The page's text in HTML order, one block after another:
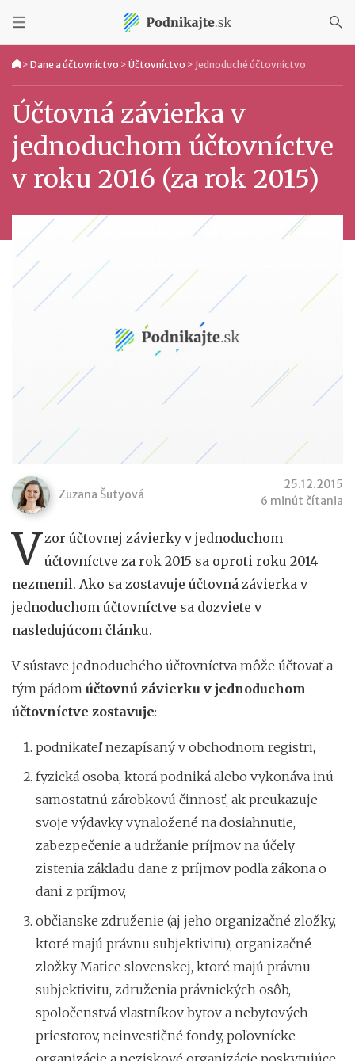
> Dane a účtovníctvo > Účtovníctvo > Jednoduché účtovníctvo
Účtovná závierka v
jednoduchom účtovníctve
v roku 2016 (za rok 2015)
Zuzana Šutyová
25.12.2015
6 minút čítania
V zor účtovnej závierky v jednoduchom
účtovníctve za rok 2015 sa oproti roku 2014
nezmenil. Ako sa zostavuje účtovná závierka v
jednoduchom účtovníctve sa dozviete v
nasledujúcom článku.
V sústave jednoduchého účtovníctva môže účtovať a
tým pádom účtovnú závierku v jednoduchom
účtovníctve zostavuje:
podnikateľ nezapísaný v obchodnom registri,
fyzická osoba, ktorá podniká alebo vykonáva inú
samostatnú zárobkovú činnosť, ak preukazuje
svoje výdavky vynaložené na dosiahnutie,
zabezpečenie a udržanie príjmov na účely
zistenia základu dane z príjmov podľa zákona o
dani z príjmov,
občianske združenie (aj jeho organizačné zložky,
ktoré majú právnu subjektivitu), organizačné
zložky Matice slovenskej, ktoré majú právnu
subjektivitu, združenia právnických osôb,
spoločenstvá vlastníkov bytov a nebytových
priestorov, neinvestičné fondy, poľovnícke